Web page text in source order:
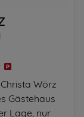
Wörz
Gästehaus
Lage, nur